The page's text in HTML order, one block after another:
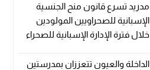
مدريد تسرع قانون منح الجنسية
الإسبانية للصحراويين المولودين
خلال فترة الإدارة الإسبانية للصحراء
الداخلة والعيون تتعززان بمدرستين